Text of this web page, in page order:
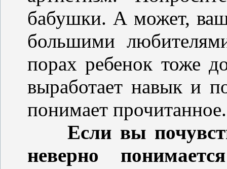
бабушки. А может,
большими
порах ребенок тоже
выработает навык и
понимает прочитанное.
Если вы
неверно